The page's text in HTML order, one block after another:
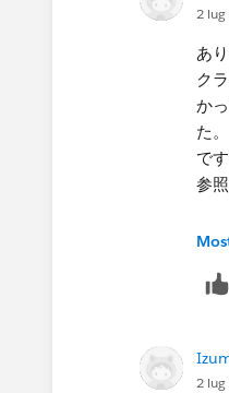
2 lug
あ
ク
か
た。
で
参
コ
・
思
2 lug